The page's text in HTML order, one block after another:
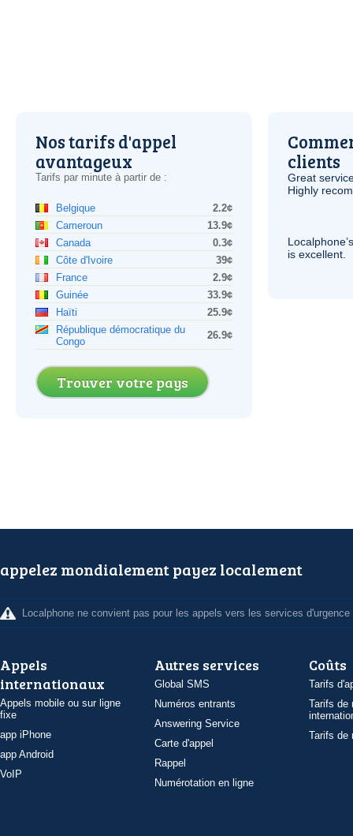
Nos tarifs d'appel
avantageux
Tarifs par minute à partir de :
Belgique
2.2¢
Cameroun
13.9¢
Canada
0.3¢
Côte d'Ivoire
39¢
France
2.9¢
Guinée
33.9¢
Haïti
25.9¢
République démocratique du
Congo
26.9¢
Trouver votre pays
clients
Great
Highly
is excellent.
appelez mondialement payez localement
Localphone ne convient pas pour les appels vers les services d'urgence
Appels
internationaux
Appels mobile ou sur ligne
fixe
app iPhone
app Android
VoIP
Autres services
Global SMS
Numéros entrants
Answering Service
Carte d'appel
Rappel
Numérotation en ligne
Coûts
Tarifs
Tarifs de
Tarifs de